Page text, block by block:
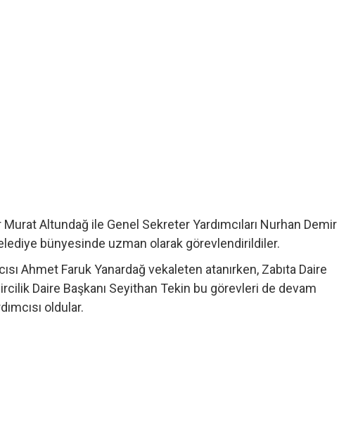
Altundağ ile Genel Sekreter Yardımcıları Nurhan Demir
bünyesinde uzman olarak görevlendirildiler.
Ahmet Faruk Yanardağ vekaleten atanırken, Zabıta Daire
Daire Başkanı Seyithan Tekin bu görevleri de devam
oldular.